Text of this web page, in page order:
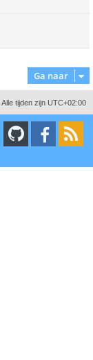
Ga naar
Alle tijden zijn UTC+02:00